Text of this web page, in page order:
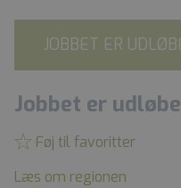
JOBBET ER
Jobbet er
Føj til favoritter
Læs om regionen